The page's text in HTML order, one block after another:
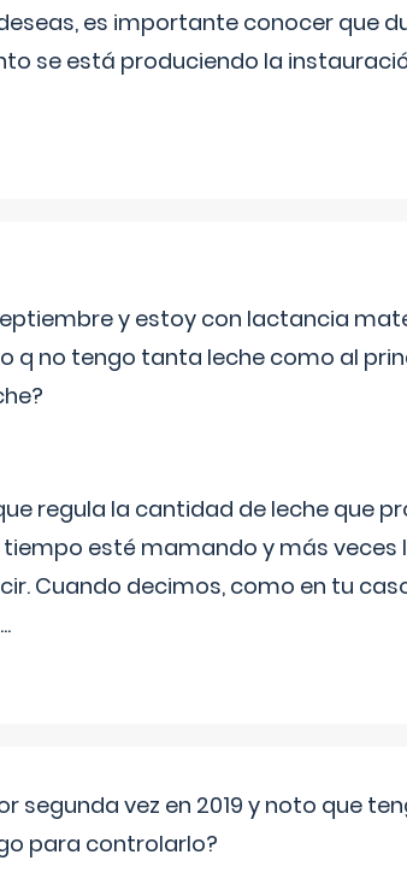
es importante conocer que
se está produciendo la
y estoy con lactancia
q no tengo tanta leche como al
regula la cantidad de leche que
esté mamando y más
Cuando decimos, como en tu
...
segunda vez en 2019 y noto que
para controlarlo?